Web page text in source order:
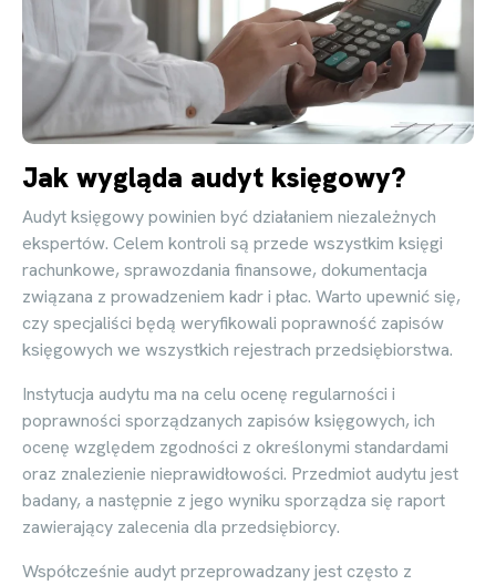
Jak wygląda audyt księgowy?
Audyt księgowy powinien być działaniem niezależnych
ekspertów. Celem kontroli są przede wszystkim księgi
rachunkowe, sprawozdania finansowe, dokumentacja
związana z prowadzeniem kadr i płac. Warto upewnić się,
czy specjaliści będą weryfikowali poprawność zapisów
księgowych we wszystkich rejestrach przedsiębiorstwa.
Instytucja audytu ma na celu ocenę regularności i
poprawności sporządzanych zapisów księgowych, ich
ocenę względem zgodności z określonymi standardami
oraz znalezienie nieprawidłowości. Przedmiot audytu jest
badany, a następnie z jego wyniku sporządza się raport
zawierający zalecenia dla przedsiębiorcy.
Współcześnie audyt przeprowadzany jest często z